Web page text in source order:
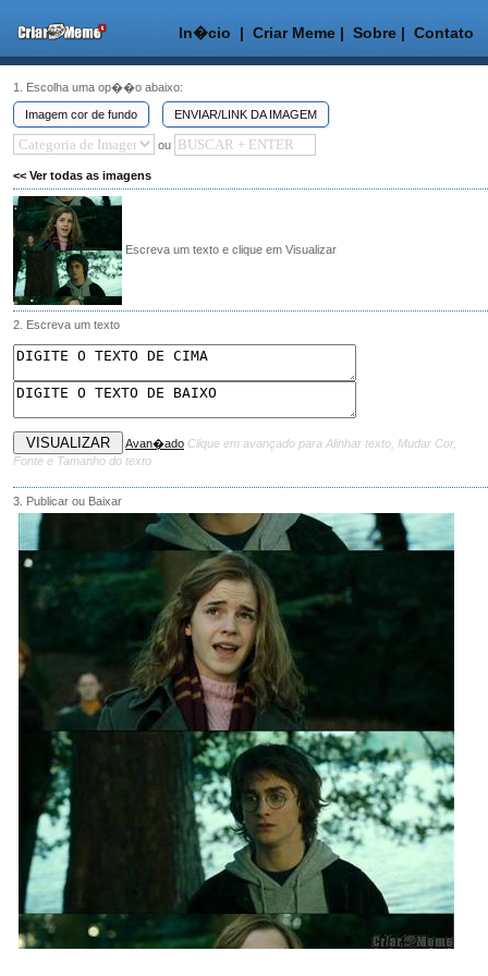
In�cio | Criar Meme| Sobre| Contato
1. Escolha uma op��o abaixo:
Imagem cor de fundo ENVIAR/LINK DA IMAGEM
ou
<< Ver todas as imagens
Escreva um texto e clique em Visualizar
2. Escreva um texto
Avan�ado Clique em avançado para Alinhar texto, Mudar Cor,
Fonte e Tamanho do texto
3. Publicar ou Baixar